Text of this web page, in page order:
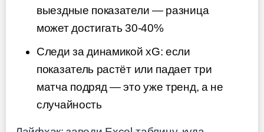
выездные показатели — разница
может достигать 30-40%
Следи за динамикой xG: если
показатель растёт или падает три
матча подряд — это уже тренд, а не
случайность